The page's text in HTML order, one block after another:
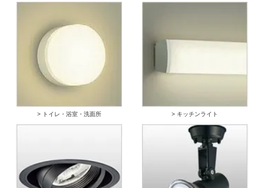
> トイレ・浴室・洗面所 > キッチンライト